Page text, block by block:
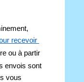
recevoir
ou à partir
envois sont
vous